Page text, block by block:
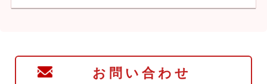
お問い合わせ